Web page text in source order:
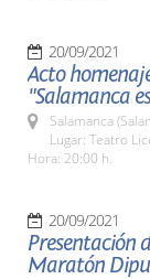
20/09/2021
Acto
"Salamanca
Salamanca
Lugar: Teatro
Hora: 20:00 h.
20/09/2021
Presentación
Maratón